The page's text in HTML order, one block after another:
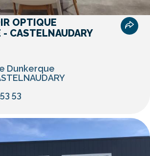
OPTIQUE
CASTELNAUDARY
Dunkerque
53